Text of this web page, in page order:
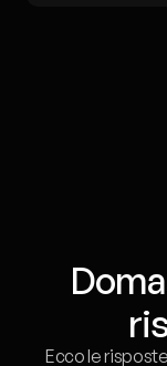
Ecco le